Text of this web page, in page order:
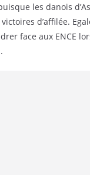
les danois
d’affilée.
face aux ENCE